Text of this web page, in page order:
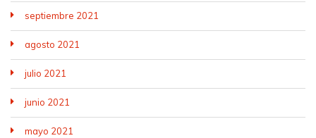
septiembre 2021
agosto 2021
julio 2021
junio 2021
mayo 2021